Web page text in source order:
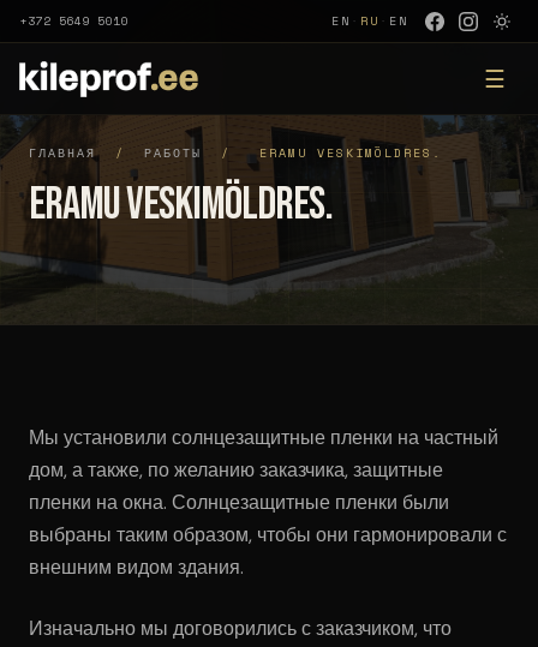
+372 5649 5010 EN · RU · EN
☰
ГЛАВНАЯ / РАБОТЫ / ERAMU VESKIMÖLDRES.
Eramu Veskimöldres.
Мы установили солнцезащитные пленки на частный
дом, а также, по желанию заказчика, защитные
пленки на окна. Солнцезащитные пленки были
выбраны таким образом, чтобы они гармонировали с
внешним видом здания.
Изначально мы договорились с заказчиком, что